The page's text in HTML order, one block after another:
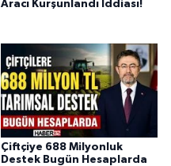
Aracı Kurşunlandı İddiası!
Çiftçiye 688 Milyonluk
Destek Bugün Hesaplarda